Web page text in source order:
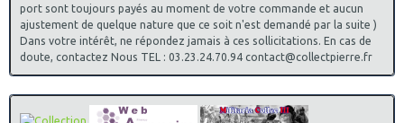
port sont toujours payés au moment de votre commande et aucun
ajustement de quelque nature que ce soit n'est demandé par la suite )
Dans votre intérêt, ne répondez jamais à ces sollicitations. En cas de
doute, contactez Nous TEL : 03.23.24.70.94 contact@collectpierre.fr